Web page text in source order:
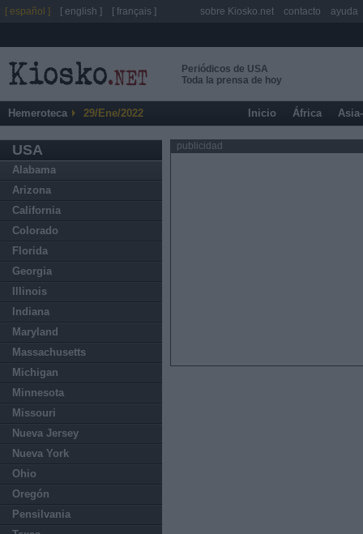
Periódicos de USA
Toda la prensa de hoy
Hemeroteca 29/Ene/2022 Inicio África
USA
Alabama
Arizona
California
Colorado
Florida
Georgia
Illinois
Indiana
Maryland
Massachusetts
Michigan
Minnesota
Missouri
Nueva Jersey
Nueva York
Ohio
Oregón
Pensilvania
publicidad
[ español ] [ english ] [ français ] sobre Kiosko.net contacto ayuda